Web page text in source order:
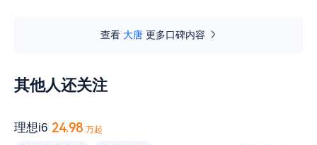
查看 大唐 更多口碑内容
其他人还关注
理想i6 24.98 万起